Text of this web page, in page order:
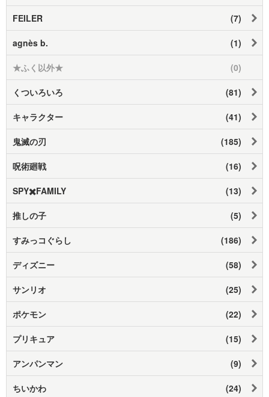
FEILER (7)
agnès b. (1)
★ふく以外★ (0)
くついろいろ (81)
キャラクター (41)
鬼滅の刃 (185)
呪術廻戦 (16)
SPY✖️FAMILY (13)
推しの子 (5)
すみっコぐらし (186)
ディズニー (58)
サンリオ (25)
ポケモン (22)
プリキュア (15)
アンパンマン (9)
ちいかわ (24)